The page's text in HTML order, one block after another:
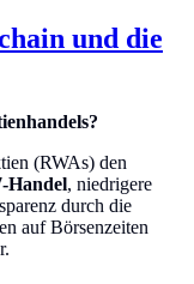
und die
(RWAs) den
Handel, niedrigere
durch die
auf Börsenzeiten